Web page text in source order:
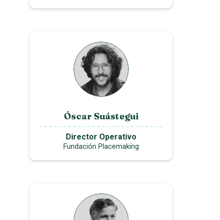
Óscar Suástegui
Director Operativo
Fundación Placemaking